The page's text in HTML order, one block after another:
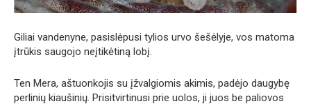
Giliai vandenyne, pasislėpusi tylios urvo šešėlyje, vos matoma
įtrūkis saugojo neįtikėtiną lobį.
Ten Mera, aštuonkojis su įžvalgiomis akimis, padėjo daugybę
perlinių kiaušinių. Prisitvirtinusi prie uolos, ji juos be paliovos